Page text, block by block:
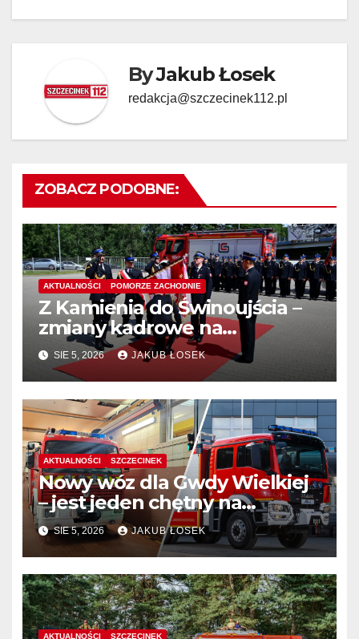
ByJakub Łosek
redakcja@szczecinek112.pl
ZOBACZ PODOBNE:
AKTUALNOŚCI POMORZE ZACHODNIE
Z Kamienia do Świnoujścia –
zmiany kadrowe na
stanowiskach komendantów
SIE 5, 2026 JAKUB ŁOSEK
AKTUALNOŚCI SZCZECINEK
Nowy wóz dla Gwdy Wielkiej
– jest jeden chętny na
dostawę
SIE 5, 2026 JAKUB ŁOSEK
AKTUALNOŚCI SZCZECINEK